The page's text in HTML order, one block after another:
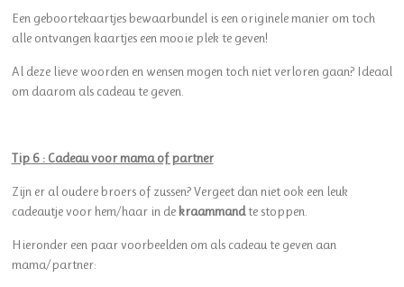
Een geboortekaartjes bewaarbundel is een originele manier om toch
alle ontvangen kaartjes een mooie plek te geven!
Al deze lieve woorden en wensen mogen toch niet verloren gaan? Ideaal
om daarom als cadeau te geven.
Tip 6 : Cadeau voor mama of partner
Zijn er al oudere broers of zussen? Vergeet dan niet ook een leuk
cadeautje voor hem/haar in de kraammandte stoppen.
Hieronder een paar voorbeelden om als cadeau te geven aan
mama/partner: